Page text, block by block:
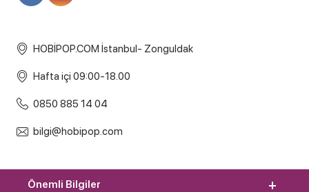
HOBİPOP.COM İstanbul- Zonguldak
Hafta içi 09:00-18.00
0850 885 14 04
bilgi@hobipop.com
Önemli Bilgiler